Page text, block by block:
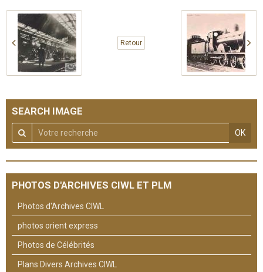
Retour
SEARCH IMAGE
OK
PHOTOS D'ARCHIVES CIWL ET PLM
Photos d'Archives CIWL
photos orient express
Photos de Célébrités
Plans Divers Archives CIWL